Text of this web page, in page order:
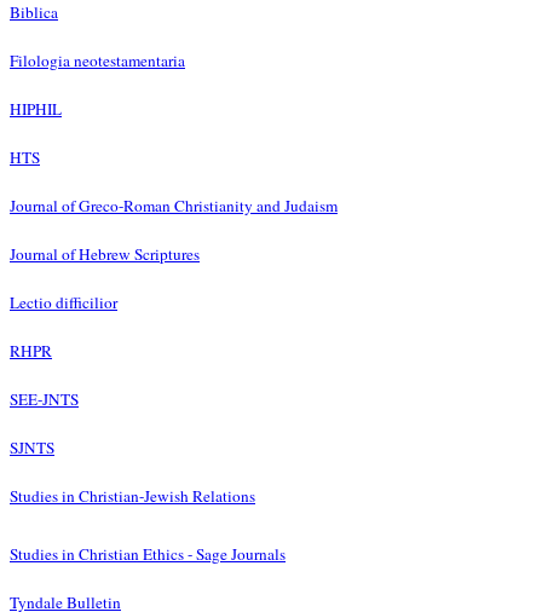
Biblica
Filologia neotestamentaria
HIPHIL
HTS
Journal of Greco-Roman Christianity and Judaism
Journal of Hebrew Scriptures
Lectio difficilior
RHPR
SEE-JNTS
SJNTS
Studies in Christian-Jewish Relations
Studies in Christian Ethics - Sage Journals
Tyndale Bulletin